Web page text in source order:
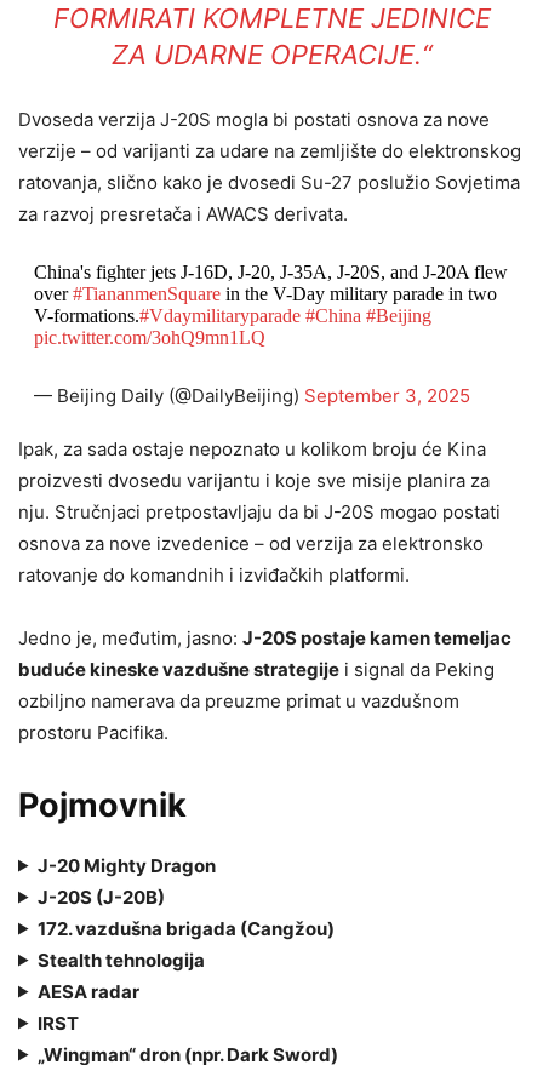
FORMIRATI KOMPLETNE JEDINICE
ZA UDARNE OPERACIJE.“
Dvoseda verzija J-20S mogla bi postati osnova za nove
verzije – od varijanti za udare na zemljište do elektronskog
ratovanja, slično kako je dvosedi Su-27 poslužio Sovjetima
za razvoj presretača i AWACS derivata.
China's fighter jets J-16D, J-20, J-35A, J-20S, and J-20A flew
over#TiananmenSquarein the V-Day military parade in two
V-formations.#Vdaymilitaryparade #China #Beijing
pic.twitter.com/3ohQ9mn1LQ
— Beijing Daily (@DailyBeijing) September 3, 2025
Ipak, za sada ostaje nepoznato u kolikom broju će Kina
proizvesti dvosedu varijantu i koje sve misije planira za
nju. Stručnjaci pretpostavljaju da bi J-20S mogao postati
osnova za nove izvedenice – od verzija za elektronsko
ratovanje do komandnih i izviđačkih platformi.
Jedno je, međutim, jasno: J-20S postaje kamen temeljac
buduće kineske vazdušne strategije i signal da Peking
ozbiljno namerava da preuzme primat u vazdušnom
prostoru Pacifika.
Pojmovnik
J-20 Mighty Dragon
J-20S (J-20B)
172. vazdušna brigada (Cangžou)
Stealth tehnologija
AESA radar
IRST
„Wingman“ dron (npr. Dark Sword)